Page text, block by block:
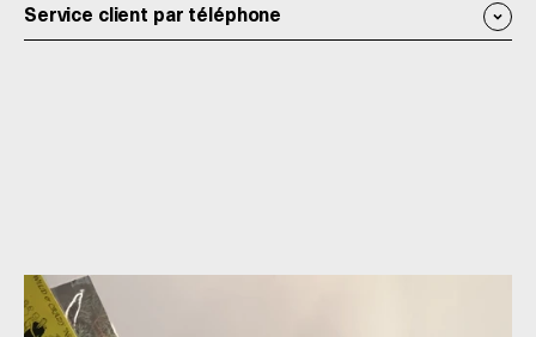
Service client par téléphone